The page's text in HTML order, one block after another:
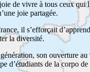
de vivre à tous ceux qui
joie partagée.
il s’efforçait
la diversité.
son ouverture
d’étudiants de la corpo